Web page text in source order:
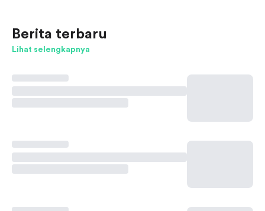
Berita terbaru
Lihat selengkapnya